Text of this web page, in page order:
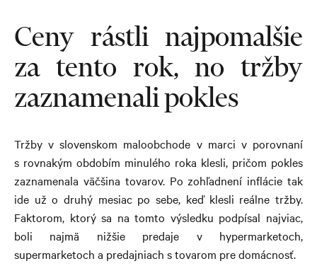
Ceny rástli najpomalšie
za tento rok, no tržby
zaznamenali pokles
Tržby v slovenskom maloobchode v marci v porovnaní
s rovnakým obdobím minulého roka klesli, pričom pokles
zaznamenala väčšina tovarov. Po zohľadnení inflácie tak
ide už o druhý mesiac po sebe, keď klesli reálne tržby.
Faktorom, ktorý sa na tomto výsledku podpísal najviac,
boli najmä nižšie predaje v hypermarketoch,
supermarketoch a predajniach s tovarom pre domácnosť.